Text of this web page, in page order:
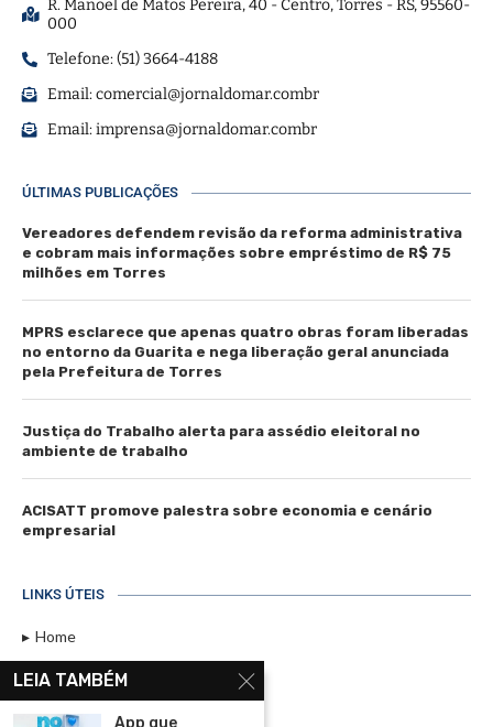
R. Manoel de Matos Pereira, 40 - Centro, Torres - RS, 95560-
000
Telefone: (51) 3664-4188
Email:comercial@jornaldomar.combr
Email:imprensa@jornaldomar.combr
ÚLTIMAS PUBLICAÇÕES
Vereadores defendem revisão da reforma administrativa
e cobram mais informações sobre empréstimo de R$ 75
milhões em Torres
MPRS esclarece que apenas quatro obras foram liberadas
no entorno da Guarita e nega liberação geral anunciada
pela Prefeitura de Torres
Justiça do Trabalho alerta para assédio eleitoral no
ambiente de trabalho
ACISATT promove palestra sobre economia e cenário
empresarial
LINKS ÚTEIS
Home
Assinar
Contato
LEIA TAMBÉM
App que